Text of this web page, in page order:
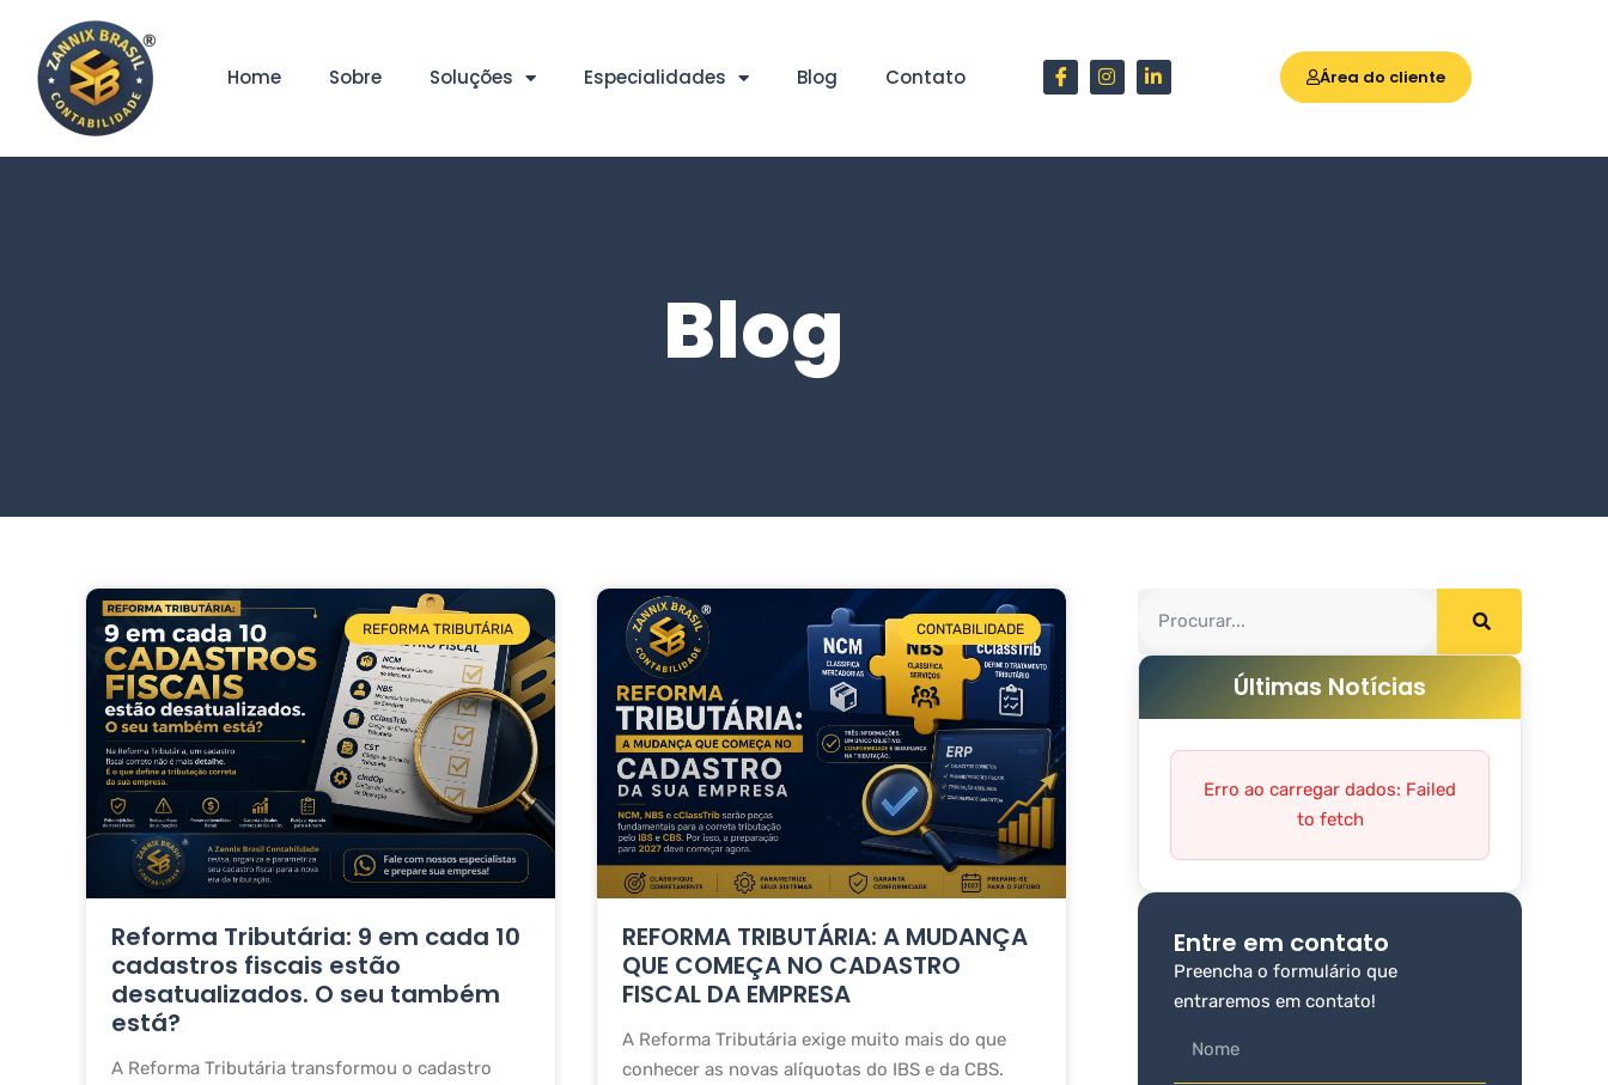
Home Sobre Soluções Especialidades Blog Contato Área do cliente
Blog
REFORMA TRIBUTÁRIA
Reforma Tributária: 9 em cada 10
cadastros fiscais estão
desatualizados. O seu também
está?
A Reforma Tributária transformou o cadastro
CONTABILIDADE
REFORMA TRIBUTÁRIA: A MUDANÇA
QUE COMEÇA NO CADASTRO
FISCAL DA EMPRESA
A Reforma Tributária exige muito mais do que
conhecer as novas alíquotas do IBS e da CBS.
Últimas Notícias
Erro ao carregar dados: Failed
to fetch
Entre em contato
Preencha o formulário que
entraremos em contato!